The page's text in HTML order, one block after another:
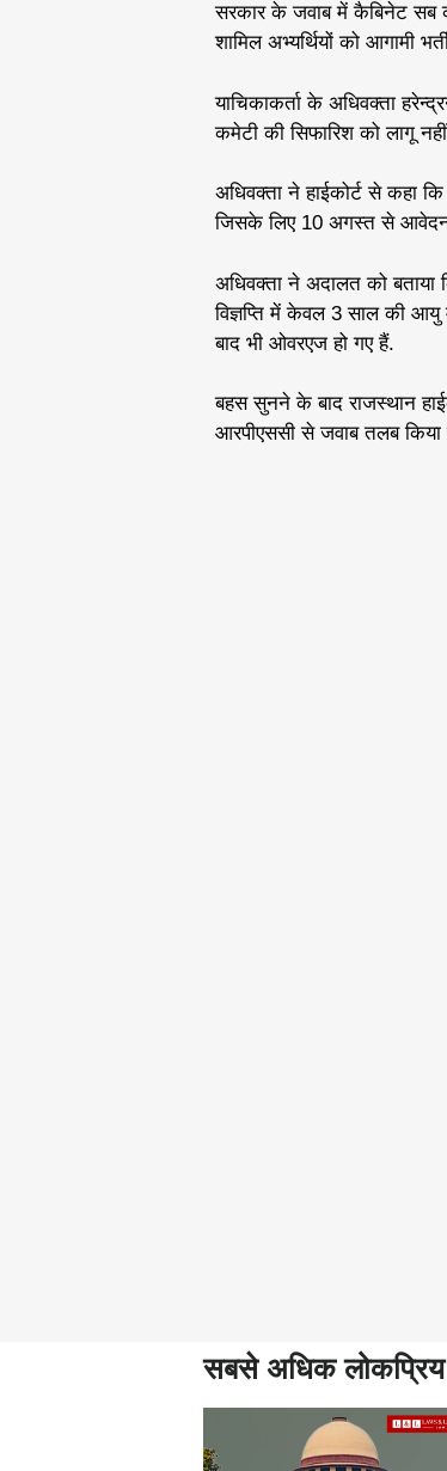
सरकार के जवाब में कैबिनेट सब
शामिल अभ्यर्थियों को आगामी
याचिकाकर्ता के अधिवक्ता
कमेटी की सिफारिश को लागू
अधिवक्ता ने हाईकोर्ट से कहा
जिसके लिए 10 अगस्त से आवेदन
अधिवक्ता ने अदालत को बताया
विज्ञप्ति में केवल 3 साल की
बाद भी ओवरएज हो गए हैं.
बहस सुनने के बाद राजस्थान
आरपीएससी से जवाब तलब किया
सबसे अधिक लोकप्रिय